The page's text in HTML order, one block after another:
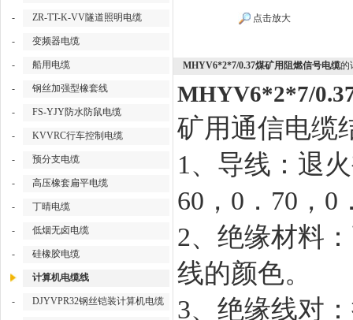
- ZR-TT-K-VV隧道照明电缆
- 变频器电缆
- 船用电缆
- 钢丝加强型橡套线
- FS-YJY防水防鼠电缆
- KVVRC行车控制电缆
- 预分支电缆
- 高压橡套扁平电缆
- 丁晴电缆
- 低烟无卤电缆
- 硅橡胶电缆
计算机电缆线
- DJYVPR32钢丝铠装计算机电缆
点击放大
MHYV6*2*7/0.37煤矿用阻燃信号电缆的
MHYV6*2*7/
矿用通信电缆
1、导线：退
60，0．70，0
2、绝缘材料
线的颜色。
3、绝缘线对